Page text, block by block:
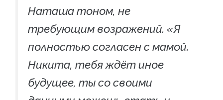
Наташа тоном, не
требующим возражений. «Я
полностью согласен с мамой.
Никита, тебя ждёт иное
будущее, ты со своими